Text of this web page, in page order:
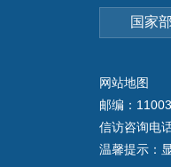
网站地图
邮编：
信访咨询电
温馨提示：